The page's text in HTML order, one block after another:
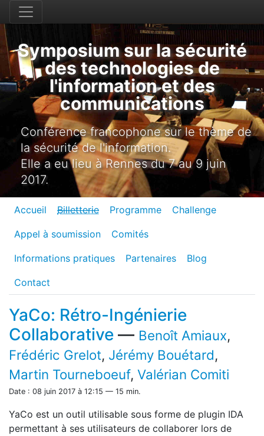
Symposium sur la sécurité
des technologies de
l'information et des
communications
Conférence francophone sur le thème de
la sécurité de l'information.
Elle a eu lieu à Rennes du 7 au 9 juin
2017.
Accueil Billetterie Programme Challenge
Appel à soumission Comités
Informations pratiques Partenaires Blog
Contact
YaCo: Rétro-Ingénierie
Collaborative — Benoît Amiaux,
Frédéric Grelot, Jérémy Bouétard,
Martin Tourneboeuf, Valérian Comiti
Date : 08 juin 2017 à 12:15 — 15 min.
YaCo est un outil utilisable sous forme de plugin IDA
permettant à ses utilisateurs de collaborer lors de